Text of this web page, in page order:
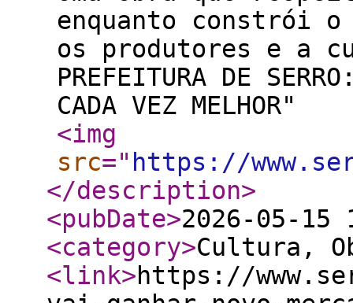
enquanto constrói
os produtores e a
PREFEITURA DE
CADA VEZ MELHOR"
<img
src=" https://
</description>
<pubDate>2026-05-15
<category>Cultura,
<link>https://